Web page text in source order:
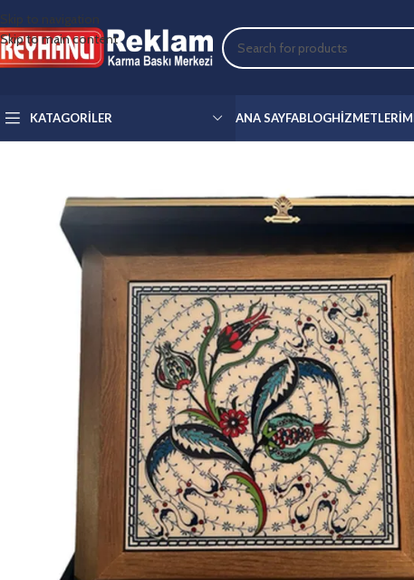
Skip to navigation
Skip to main content
KATAGORILER ANA SAYFABLOG